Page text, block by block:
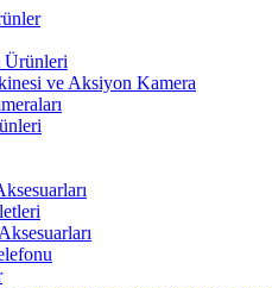
Ürünleri
ve Aksiyon Kamera